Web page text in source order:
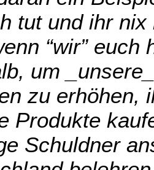
tut und ihr
“wir”
um
zu erhöhen,
Produkte
Schuldner